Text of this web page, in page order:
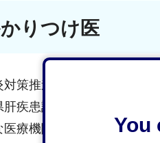
You
りつけ医
策推進計画において、肝
疾患診療連携拠点病院に
療機関で安心して、適切